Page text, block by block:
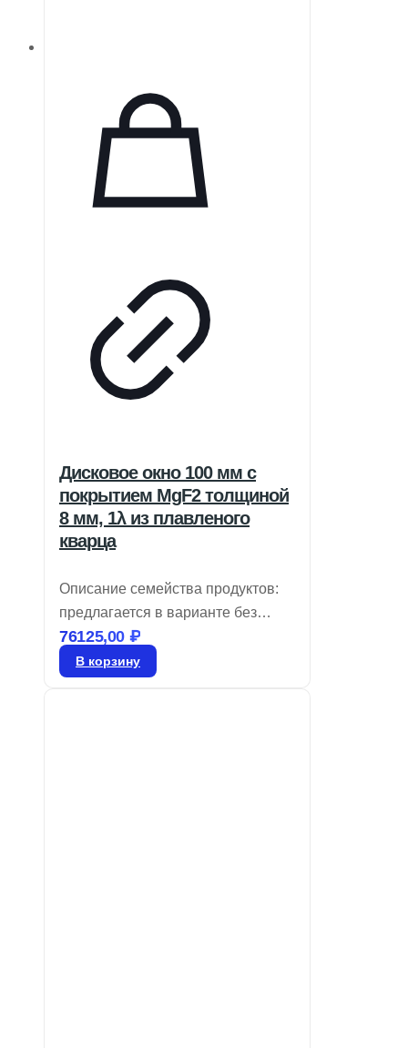
Дисковое окно 100 мм с
покрытием MgF2 толщиной
8 мм, 1λ из плавленого
кварца
Описание семейства продуктов:
предлагается в варианте без
покрытия или с широкополосным
антибликовым слоем, идеально
76125,00 ₽
В корзину